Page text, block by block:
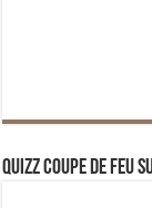
Quizz Coupe de Feu